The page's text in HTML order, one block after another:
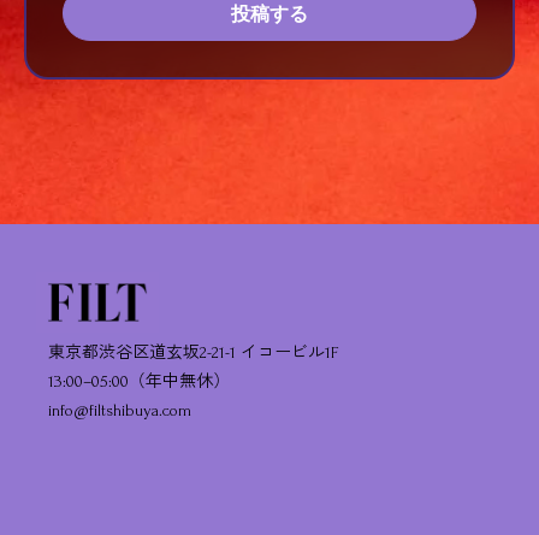
投稿する
東京都渋谷区道玄坂2-21-1 イコービル1F
13:00–05:00（年中無休）
info@filtshibuya.com